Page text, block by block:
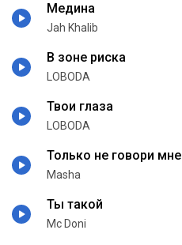
Медина
Jah Khalib
В зоне риска
LOBODA
Твои глаза
LOBODA
Только не говори мне
Masha
Ты такой
Mc Doni